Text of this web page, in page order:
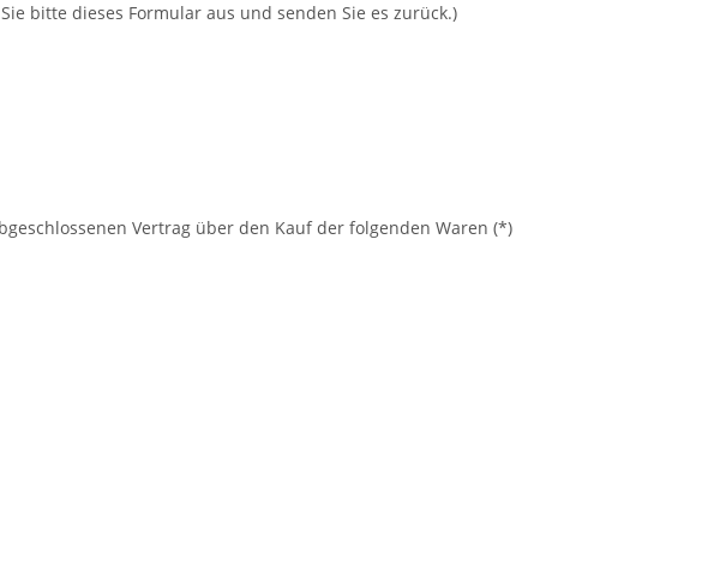
bitte dieses Formular aus und senden Sie es zurück.)
Vertrag über den Kauf der folgenden Waren (*)